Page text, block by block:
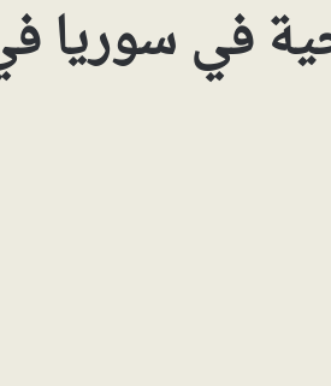
في سوريا